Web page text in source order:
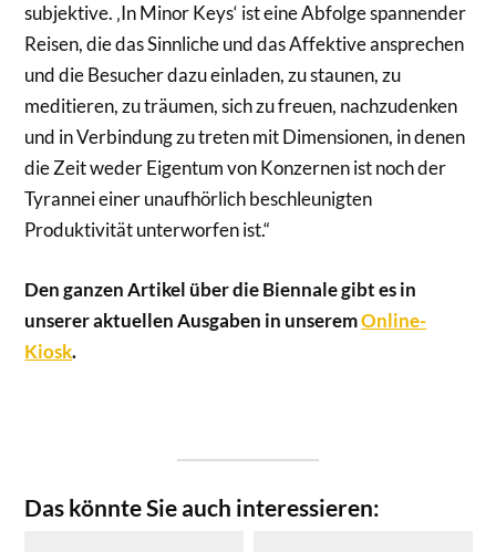
subjektive. ‚In Minor Keys‘ ist eine Abfolge spannender
Reisen, die das Sinnliche und das Affektive ansprechen
und die Besucher dazu einladen, zu staunen, zu
meditieren, zu träumen, sich zu freuen, nachzudenken
und in Verbindung zu treten mit Dimensionen, in denen
die Zeit weder Eigentum von Konzernen ist noch der
Tyrannei einer unaufhörlich beschleunigten
Produktivität unterworfen ist.“
Den ganzen Artikel über die Biennale gibt es in
unserer aktuellen Ausgaben in unseremOnline-
Kiosk.
Das könnte Sie auch interessieren:
wir haben uns entschieden, allen